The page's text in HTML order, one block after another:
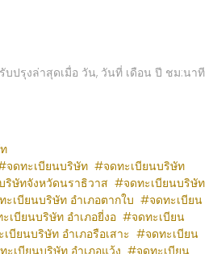
บปรุงล่าสุดเมื่อ วัน, วันที่ เดือน ปี ชม:นาที
จดทะเบียนบริษัท
จดทะเบียนบริษัท
ริษัทจังหวัดนราธิวาส
จดทะเบียนบริษัท
ะเบียนบริษัท อำเภอตากใบ
จดทะเบียน
เบียนบริษัท อำเภอยี่งอ
จดทะเบียน
เบียนบริษัท อำเภอรือเสาะ
จดทะเบียน
ะเบียนบริษัท อำเภอแว้ง จดทะเบียน